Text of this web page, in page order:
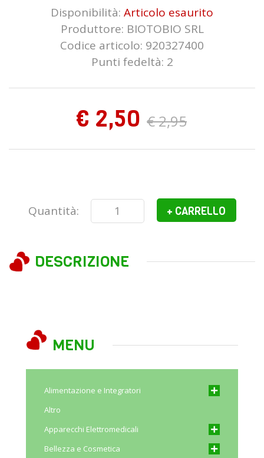
Disponibilità: Articolo esaurito
Produttore: BIOTOBIO SRL
Codice articolo: 920327400
Punti fedeltà: 2
€ 2,50 € 2,95
Quantità: + CARRELLO
DESCRIZIONE
MENU
Alimentazione e Integratori
Altro
Apparecchi Elettromedicali
Bellezza e Cosmetica